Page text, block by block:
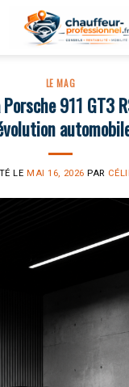
LE MAG
911 GT3
LE MAI 16, 2026 PAR